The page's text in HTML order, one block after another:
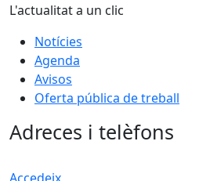
L'actualitat a un clic
Notícies
Agenda
Avisos
Oferta pública de treball
Adreces i telèfons